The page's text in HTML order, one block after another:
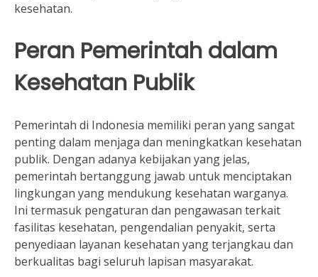
kesehatan.
Peran Pemerintah dalam
Kesehatan Publik
Pemerintah di Indonesia memiliki peran yang sangat
penting dalam menjaga dan meningkatkan kesehatan
publik. Dengan adanya kebijakan yang jelas,
pemerintah bertanggung jawab untuk menciptakan
lingkungan yang mendukung kesehatan warganya.
Ini termasuk pengaturan dan pengawasan terkait
fasilitas kesehatan, pengendalian penyakit, serta
penyediaan layanan kesehatan yang terjangkau dan
berkualitas bagi seluruh lapisan masyarakat.